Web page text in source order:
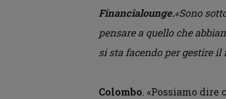
Financialounge.«Sono
pensare a quello che
si sta facendo per gestire
Colombo. «Possiamo